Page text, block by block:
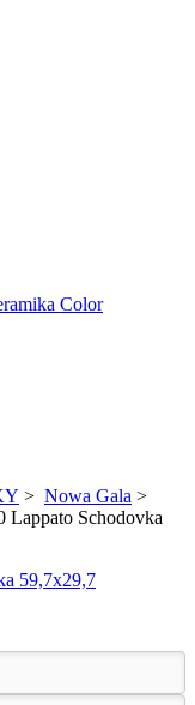
Color
> Nowa Gala >
Lappato Schodovka